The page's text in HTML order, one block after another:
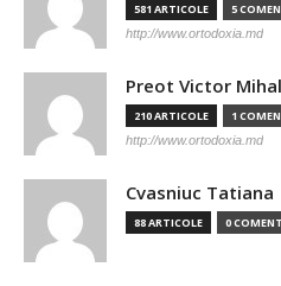
581 ARTICOLE 5
http://www.ortodoxia.md
Preot Victor
210 ARTICOLE 1
http://www.ortodoxia.md
Cvasniuc Tatiana
88 ARTICOLE 0